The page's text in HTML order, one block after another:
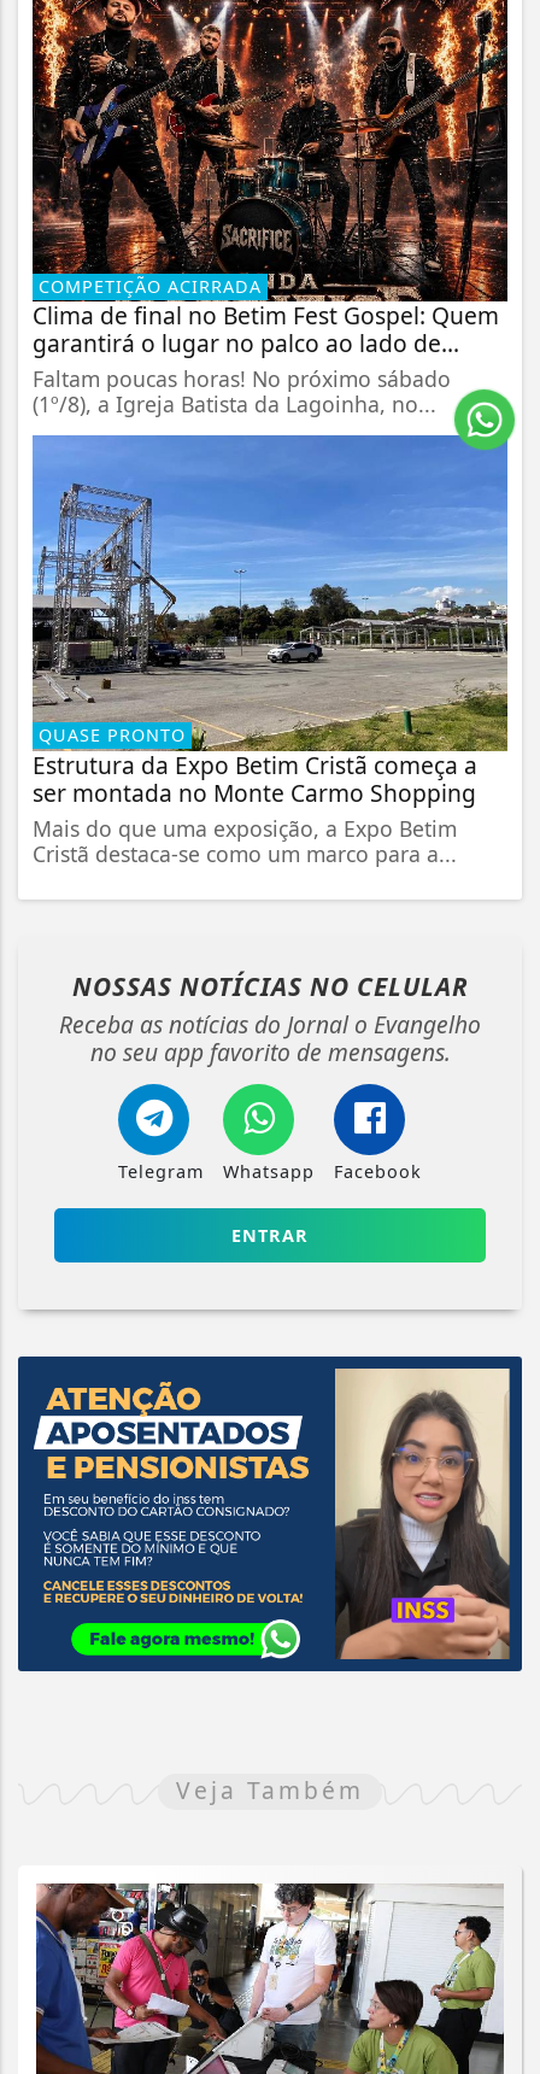
COMPETIÇÃO ACIRRADA
Clima de final no Betim Fest Gospel: Quem
garantirá o lugar no palco ao lado de...
Faltam poucas horas! No próximo sábado
(1º/8), a Igreja Batista da Lagoinha, no...
QUASE PRONTO
Estrutura da Expo Betim Cristã começa a
ser montada no Monte Carmo Shopping
Mais do que uma exposição, a Expo Betim
Cristã destaca-se como um marco para a...
NOSSAS NOTÍCIAS NO CELULAR
Receba as notícias do Jornal o Evangelho
no seu app favorito de mensagens.
Telegram Whatsapp Facebook
ENTRAR
Veja Também